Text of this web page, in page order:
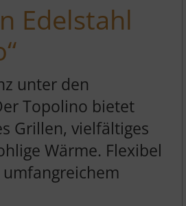
Edelstahl
unter den
Topolino bietet
Grillen, vielfältiges
Wärme. Flexibel